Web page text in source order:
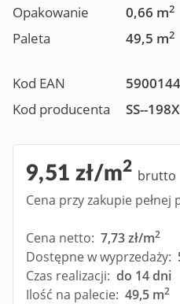
Opakowanie
0,66 m2
Paleta 49,5 m2
Kod EAN
Kod producenta
SS--
9,51 zł/m2
brutto
Cena przy zakupie pełnej
Cena netto: 7,73 zł/m2
Dostępne w wyprzedaży:
Czas realizacji: do 14 dni
Ilość na palecie: 49,5 m2